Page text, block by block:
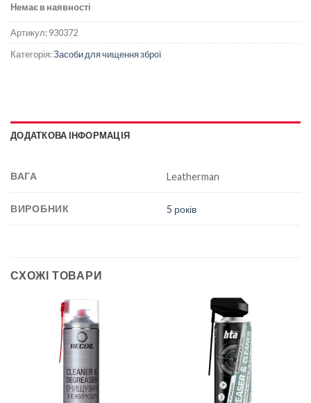
Немає в наявності
Артикул:930372
Категорія:Засоби для чищення зброї
ДОДАТКОВА ІНФОРМАЦІЯ
ВАГА Leatherman
ВИРОБНИК 5 років
СХОЖІ ТОВАРИ